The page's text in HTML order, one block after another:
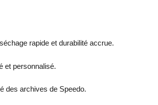
rapide et durabilité accrue.
et personnalisé.
des archives de Speedo.